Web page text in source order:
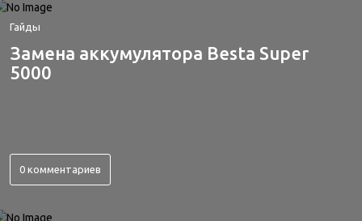
Гайды
Замена аккумулятора Besta Super
5000
0 комментариев